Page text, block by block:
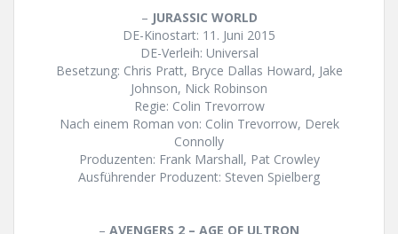
– JURASSIC WORLD
DE-Kinostart: 11. Juni 2015
DE-Verleih: Universal
Besetzung: Chris Pratt, Bryce Dallas Howard, Jake
Johnson, Nick Robinson
Regie: Colin Trevorrow
Nach einem Roman von: Colin Trevorrow, Derek
Connolly
Produzenten: Frank Marshall, Pat Crowley
Ausführender Produzent: Steven Spielberg
– AVENGERS 2 – AGE OF ULTRON